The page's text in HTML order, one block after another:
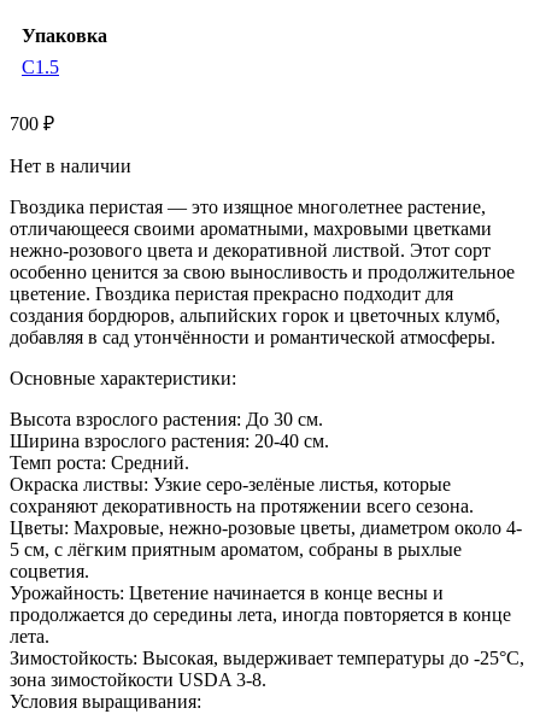
Упаковка
С1.5
700 ₽
Нет в наличии
Гвоздика перистая — это изящное многолетнее растение,
отличающееся своими ароматными, махровыми цветками
нежно-розового цвета и декоративной листвой. Этот сорт
особенно ценится за свою выносливость и продолжительное
цветение. Гвоздика перистая прекрасно подходит для
создания бордюров, альпийских горок и цветочных клумб,
добавляя в сад утончённости и романтической атмосферы.
Основные характеристики:
Высота взрослого растения: До 30 см.
Ширина взрослого растения: 20-40 см.
Темп роста: Средний.
Окраска листвы: Узкие серо-зелёные листья, которые
сохраняют декоративность на протяжении всего сезона.
Цветы: Махровые, нежно-розовые цветы, диаметром около 4-
5 см, с лёгким приятным ароматом, собраны в рыхлые
соцветия.
Урожайность: Цветение начинается в конце весны и
продолжается до середины лета, иногда повторяется в конце
лета.
Зимостойкость: Высокая, выдерживает температуры до -25°C,
зона зимостойкости USDA 3-8.
Условия выращивания: